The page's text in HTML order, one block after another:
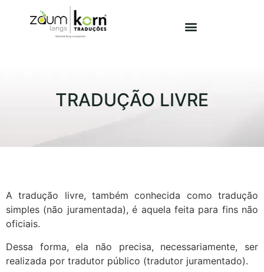
TRADUÇÃO LIVRE
A tradução livre, também conhecida como tradução
simples (não juramentada), é aquela feita para fins não
oficiais.
Dessa forma, ela não precisa, necessariamente, ser
realizada por tradutor público (tradutor juramentado).